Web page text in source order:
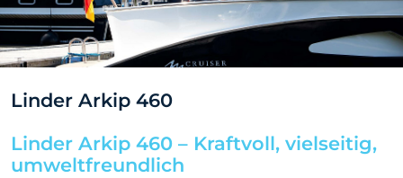
Linder Arkip 460
Linder Arkip 460 – Kraftvoll, vielseitig,
umweltfreundlich